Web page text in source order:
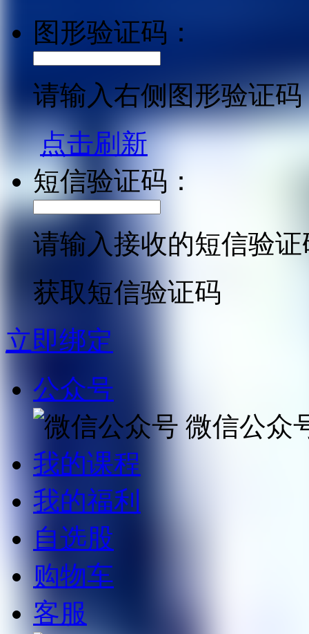
图形验证码：
请输入右侧图形验证码
点击刷新
短信验证码：
请输入接收的短信验证
获取短信验证码
立即绑定
公众号
微信公众
我的课程
我的福利
自选股
购物车
客服